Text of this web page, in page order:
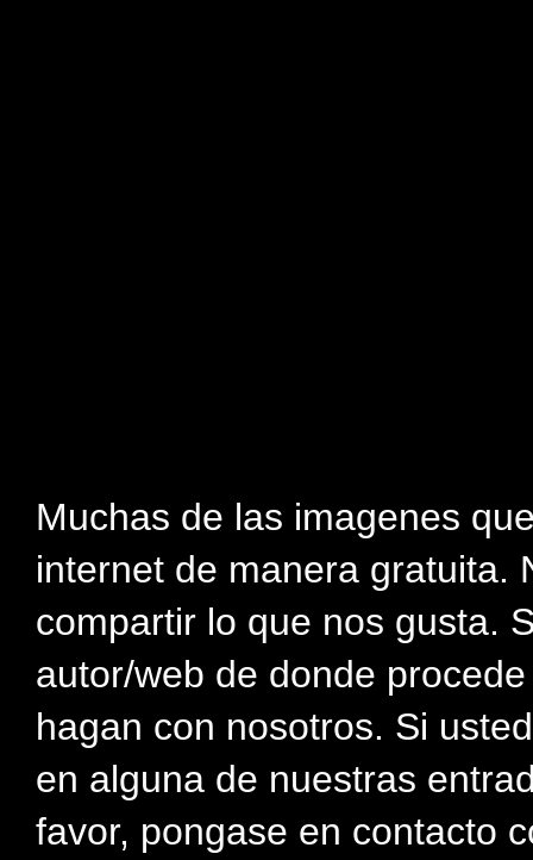
Muchas de las imagenes
internet de manera gratuita.
compartir lo que nos gusta.
autor/web de donde
hagan con nosotros. Si
en alguna de nuestras
favor, pongase en contacto